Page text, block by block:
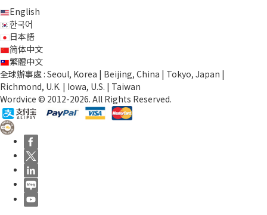
English
한국어
日本語
简体中文
繁體中文
全球辦事處 : Seoul, Korea | Beijing, China | Tokyo, Japan |
Richmond, U.K. | Iowa, U.S. | Taiwan
Wordvice © 2012-2026. All Rights Reserved.